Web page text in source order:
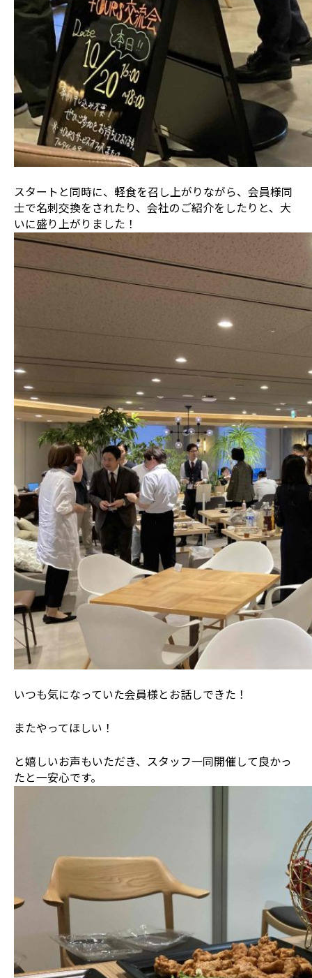
スタートと同時に、軽食を召し上がりながら、会員様同
士で名刺交換をされたり、会社のご紹介をしたりと、大
いに盛り上がりました！
いつも気になっていた会員様とお話しできた！
またやってほしい！
と嬉しいお声もいただき、スタッフ一同開催して良かっ
たと一安心です。